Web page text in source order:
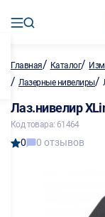
Главная/ Каталог/
/ Лазерные нивелиры/
Лаз.нивелир
Код товара: 61464
0 0 отзывов